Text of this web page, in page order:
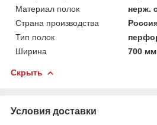
Материал полок
нерж.
Страна производства
Тип полок
Ширина
700 мм
Скрыть
Условия доставки